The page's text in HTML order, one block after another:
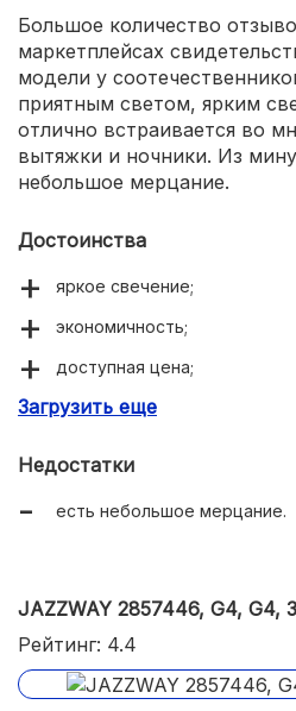
Большое количество
маркетплейсах
модели у
приятным светом, ярким
отлично встраивается во
вытяжки и ночники. Из
небольшое мерцание.
Достоинства
яркое свечение;
экономичность;
доступная цена;
компактность.
Загрузить еще
Недостатки
есть небольшое мерцание.
JAZZWAY 2857446, G4, G4,
Рейтинг: 4.4